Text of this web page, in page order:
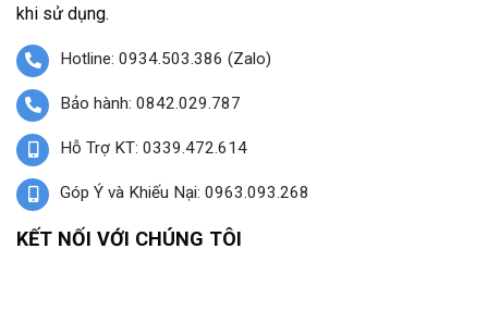
khi sử dụng.
Hotline: 0934.503.386 (Zalo)
Bảo hành: 0842.029.787
Hỗ Trợ KT: 0339.472.614
Góp Ý và Khiếu Nại: 0963.093.268
KẾT NỐI VỚI CHÚNG TÔI